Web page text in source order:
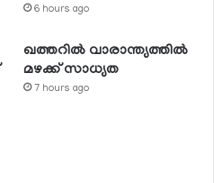
6 hours ago
ഖത്തറില്‍ വാരാന്ത്യത്തില്‍
മഴക്ക് സാധ്യത
7 hours ago